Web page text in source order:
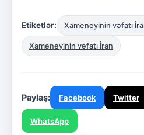
Etiketlər: Xameneyinin vəfatı
Xameneyinin vəfatı İran
Paylaş: Facebook Twitter
WhatsApp